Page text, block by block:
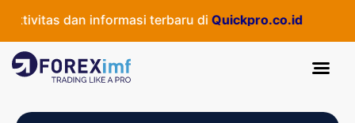
dan informasi terbaru di Quickpro.co.id